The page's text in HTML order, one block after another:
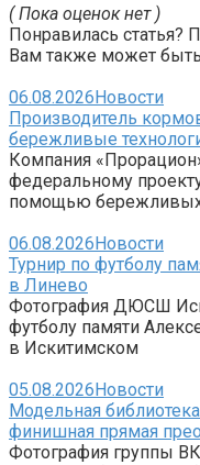
( Пока оценок нет )
Понравилась статья?
Вам также может
06.08.2026Новости
Производитель
бережливые
Компания
федеральному
помощью бережливых
06.08.2026Новости
Турнир по футболу
в Линево
Фотография ДЮСШ
футболу памяти
в Искитимском
05.08.2026Новости
Модельная
финишная прямая
Фотография группы